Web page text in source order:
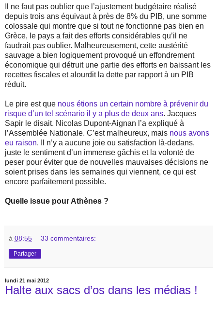
Il ne faut pas oublier que l’ajustement budgétaire réalisé
depuis trois ans équivaut à près de 8% du PIB, une somme
colossale qui montre que si tout ne fonctionne pas bien en
Grèce, le pays a fait des efforts considérables qu’il ne
faudrait pas oublier. Malheureusement, cette austérité
sauvage a bien logiquement provoqué un effondrement
économique qui détruit une partie des efforts en baissant les
recettes fiscales et alourdit la dette par rapport à un PIB
réduit.
Le pire est que nous étions un certain nombre à prévenir du
risque d’un tel scénario il y a plus de deux ans. Jacques
Sapir le disait. Nicolas Dupont-Aignan l’a expliqué à
l’Assemblée Nationale. C’est malheureux, mais nous avons
eu raison. Il n’y a aucune joie ou satisfaction là-dedans,
juste le sentiment d’un immense gâchis et la volonté de
peser pour éviter que de nouvelles mauvaises décisions ne
soient prises dans les semaines qui viennent, ce qui est
encore parfaitement possible.
Quelle issue pour Athènes ?
à 08:55 33 commentaires:
Partager
lundi 21 mai 2012
Halte aux sacs d’os dans les médias !